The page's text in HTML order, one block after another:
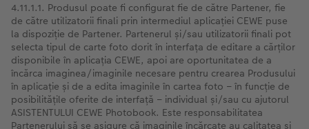
4.11.1.1. Produsul poate fi configurat fie de către Partener, fie
de către utilizatorii finali prin intermediul aplicației CEWE puse
la dispoziție de Partener. Partenerul și/sau utilizatorii finali pot
selecta tipul de carte foto dorit în interfața de editare a cărților
disponibile în aplicația CEWE, apoi are oportunitatea de a
încărca imaginea/imaginile necesare pentru crearea Produsului
în aplicație și de a edita imaginile în cartea foto – în funcție de
posibilitățile oferite de interfață – individual și/sau cu ajutorul
ASISTENTULUI CEWE Photobook. Este responsabilitatea
Partenerului să se asigure că imaginile încărcate au calitatea și